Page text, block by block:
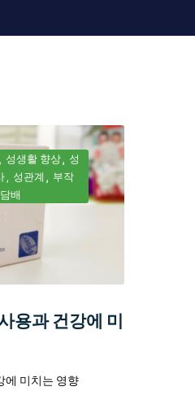
성생활 향상
성
성관계
부작
담배
용과 건강에 미
에 미치는 영향